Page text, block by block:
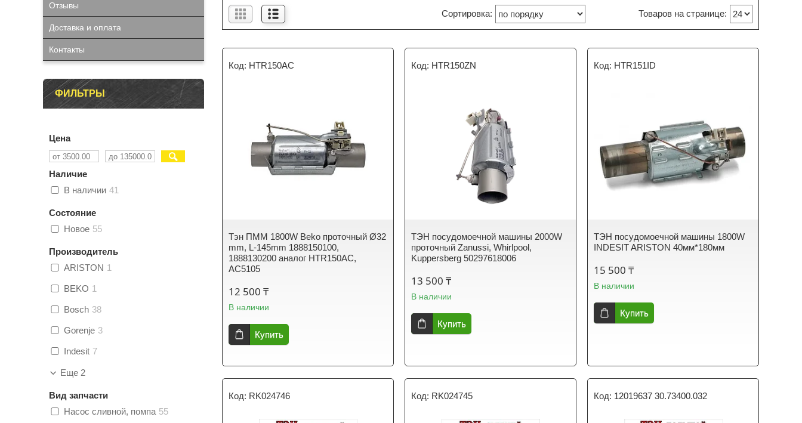
HTR150AC
Тэн ПММ 1800W Beko проточный Ø32
mm, L-145mm 1888150100,
1888130200 аналог HTR150AC,
AC5105
12 500 ₸
В наличии
Купить
HTR150ZN
ТЭН посудомоечной машины 2000W
проточный Zanussi, Whirlpool,
Kuppersberg 50297618006
13 500 ₸
В наличии
Купить
HTR151ID
ТЭН посудомоечной машины 1800W
INDESIT ARISTON 40мм*180мм
15 500 ₸
В наличии
Купить
RK024746 RK024745 12019637 30.73400.032
Отзывы
Доставка и оплата
Контакты
ФИЛЬТРЫ
Цена
Наличие
В наличии 41
Состояние
Новое 55
Производитель
ARISTON 1
BEKO 1
Bosch 38
Gorenje 3
Indesit 7
Еще 2
Вид запчасти
Насос сливной, помпа 55